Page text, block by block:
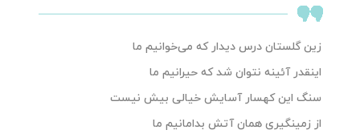
زین گلستان درس دیدار که می‌خوانیم ما
اینقدر آئینه نتوان شد که حیرانیم ما
سنگ این کهسار آسایش خیالی بیش نیست
از زمینگیری همان آتش بدامانیم ما